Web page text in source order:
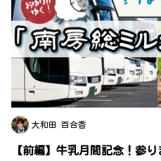
大和田 百合香
【前編】牛乳月間記念！参